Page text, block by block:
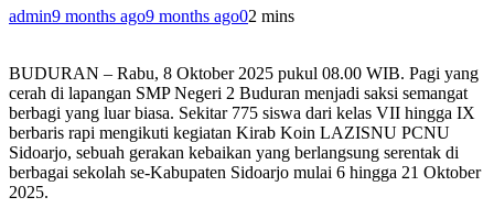
admin9 months ago9 months ago02 mins
BUDURAN – Rabu, 8 Oktober 2025 pukul 08.00 WIB. Pagi yang
cerah di lapangan SMP Negeri 2 Buduran menjadi saksi semangat
berbagi yang luar biasa. Sekitar 775 siswa dari kelas VII hingga IX
berbaris rapi mengikuti kegiatan Kirab Koin LAZISNU PCNU
Sidoarjo, sebuah gerakan kebaikan yang berlangsung serentak di
berbagai sekolah se-Kabupaten Sidoarjo mulai 6 hingga 21 Oktober
2025.